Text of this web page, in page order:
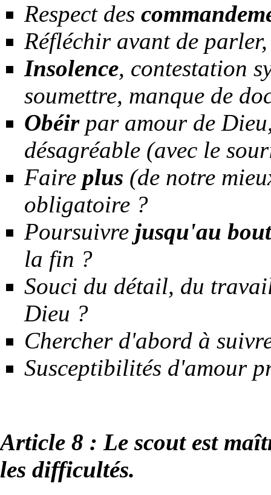
Respect des
Réfléchir avant de
Insolence, contestation
soumettre, manque de
Obéirpar amour de
désagréable (avec le
Faire plus (de notre
obligatoire ?
Poursuivre jusqu'au bout
la fin ?
Souci du détail, du
Dieu ?
Chercher d'abord à
Susceptibilités d'amour
Article 8 : Le scout est
les difficultés.